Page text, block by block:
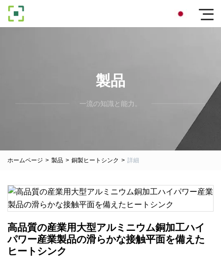
製品
一流の知識と能力。
ホームページ > 製品 > 銅製ヒートシンク > 詳細
高品質の産業用大型アルミニウム銅加工ハイ
パワー産業製品の滑らかな接触平面を備えた
ヒートシンク